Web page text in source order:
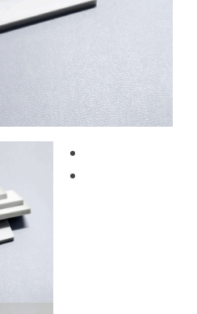
Bize Ulaşın
Get Instant Quote